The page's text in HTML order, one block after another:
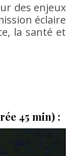
des enjeux
éclaire
la santé et
45 min) :